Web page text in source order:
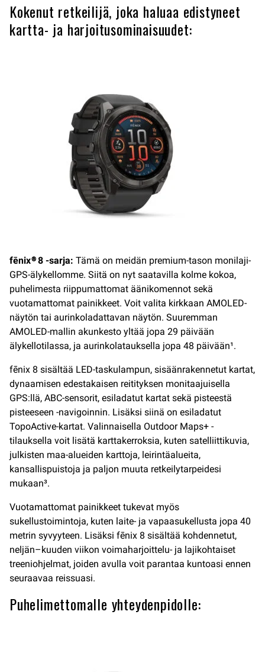
Kokenut retkeilijä, joka haluaa edistyneet
kartta- ja harjoitusominaisuudet:
fēnix® 8 -sarja: Tämä on meidän premium-tason monilaji-
GPS-älykellomme. Siitä on nyt saatavilla kolme kokoa,
puhelimesta riippumattomat äänikomennot sekä
vuotamattomat painikkeet. Voit valita kirkkaan AMOLED-
näytön tai aurinkoladattavan näytön. Suuremman
AMOLED-mallin akunkesto yltää jopa 29 päivään
älykellotilassa, ja aurinkolatauksella jopa 48 päivään¹.
fēnix 8 sisältää LED-taskulampun, sisäänrakennetut kartat,
dynaamisen edestakaisen reitityksen monitaajuisella
GPS:llä, ABC-sensorit, esiladatut kartat sekä pisteestä
pisteeseen -navigoinnin. Lisäksi siinä on esiladatut
TopoActive-kartat. Valinnaisella Outdoor Maps+ -
tilauksella voit lisätä karttakerroksia, kuten satelliittikuvia,
julkisten maa-alueiden karttoja, leirintäalueita,
kansallispuistoja ja paljon muuta retkeilytarpeidesi
mukaan³.
Vuotamattomat painikkeet tukevat myös
sukellustoimintoja, kuten laite- ja vapaasukellusta jopa 40
metrin syvyyteen. Lisäksi fēnix 8 sisältää kohdennetut,
neljän–kuuden viikon voimaharjoittelu- ja lajikohtaiset
treeniohjelmat, joiden avulla voit parantaa kuntoasi ennen
seuraavaa reissuasi.
Puhelimettomalle yhteydenpidolle: